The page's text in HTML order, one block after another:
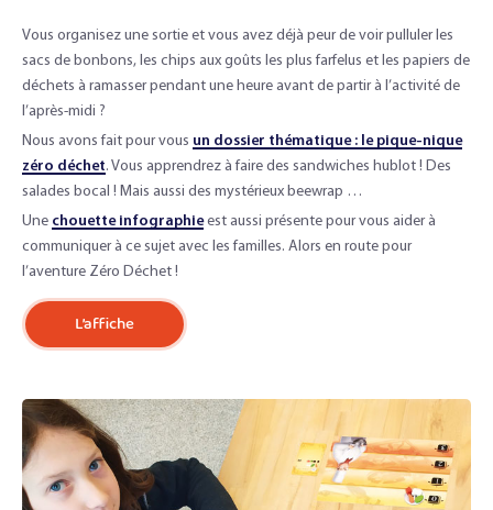
Vous organisez une sortie et vous avez déjà peur de voir pulluler les
sacs de bonbons, les chips aux goûts les plus farfelus et les papiers de
déchets à ramasser pendant une heure avant de partir à l’activité de
l’après-midi ?
Nous avons fait pour vous un dossier thématique : le pique-nique
zéro déchet. Vous apprendrez à faire des sandwiches hublot ! Des
salades bocal ! Mais aussi des mystérieux beewrap …
Une chouette infographieest aussi présente pour vous aider à
communiquer à ce sujet avec les familles. Alors en route pour
l’aventure Zéro Déchet !
L’affiche